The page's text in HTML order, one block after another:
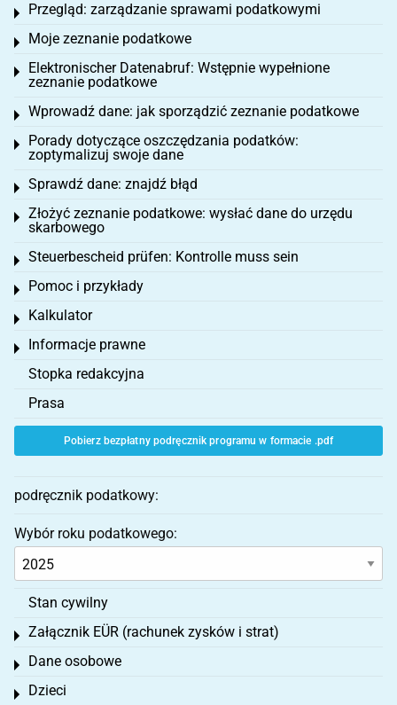
Przegląd: zarządzanie sprawami podatkowymi
Toggle menu
Moje zeznanie podatkowe
Toggle menu
Elektronischer Datenabruf: Wstępnie wypełnione
zeznanie podatkowe
Toggle menu
Wprowadź dane: jak sporządzić zeznanie podatkowe
Toggle menu
Porady dotyczące oszczędzania podatków:
zoptymalizuj swoje dane
Toggle menu
Sprawdź dane: znajdź błąd
Toggle menu
Złożyć zeznanie podatkowe: wysłać dane do urzędu
skarbowego
Toggle menu
Steuerbescheid prüfen: Kontrolle muss sein
Toggle menu
Pomoc i przykłady
Toggle menu
Kalkulator
Toggle menu
Informacje prawne
Toggle menu
Stopka redakcyjna
Prasa
Pobierz bezpłatny podręcznik programu w formacie .pdf
podręcznik podatkowy:
Wybór roku podatkowego:
Stan cywilny
Załącznik EÜR (rachunek zysków i strat)
Toggle menu
Dane osobowe
Toggle menu
Dzieci
Toggle menu